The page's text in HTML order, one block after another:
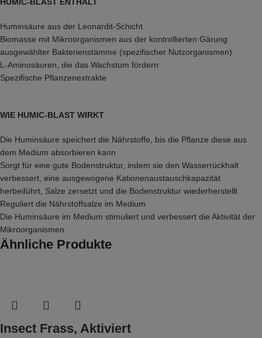
HUMIC-BLAST ENTHÄLT
Huminsäure aus der Leonardit-Schicht
Biomasse mit Mikroorganismen aus der kontrollierten Gärung
ausgewählter Bakterienstämme (spezifischer Nutzorganismen)
L-Aminosäuren, die das Wachstum fördern
Spezifische Pflanzenextrakte
WIE HUMIC-BLAST WIRKT
Die Huminsäure speichert die Nährstoffe, bis die Pflanze diese aus
dem Medium absorbieren kann
Sorgt für eine gute Bodenstruktur, indem sie den Wasserrückhalt
verbessert, eine ausgewogene Kationenaustauschkapazität
herbeiführt, Salze zersetzt und die Bodenstruktur wiederherstellt
Reguliert die Nährstoffsalze im Medium
Die Huminsäure im Medium stimuliert und verbessert die Aktivität der
Mikroorganismen
Ähnliche Produkte
Insect Frass, Aktiviert